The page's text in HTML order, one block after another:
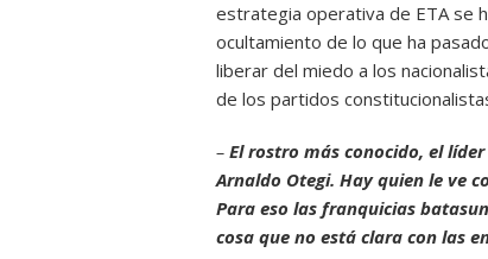
estrategia operativa de ETA se
ocultamiento de lo que ha
liberar del miedo a los
de los partidos
– El rostro más conocido, el
Arnaldo Otegi. Hay quien le ve
Para eso las franquicias
cosa que no está clara con las